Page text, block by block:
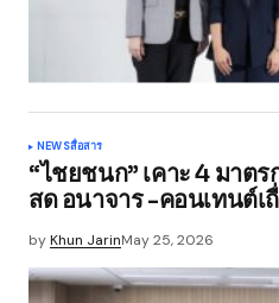
NEWSสื่อสาร
“ไชยชนก” เคาะ 4 มาต
สด อนาจาร -คอนเทนต์เ
byKhun JarinMay 25, 2026